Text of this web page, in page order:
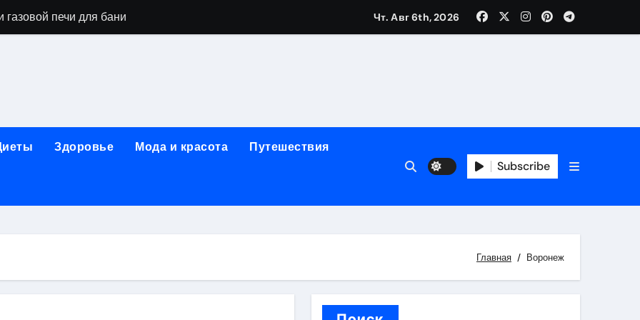
печи для бани
применения GPU-серверов
обучения и актуальные профессиональные ориентиры
реабилитации при алкогольной зависимости: персональный подход и лицензированные врачи
принципы, показания и этапы установки импланта за один день
Чт. Авг 6th, 2026
Здоровье Мода и красота Путешествия
Subscribe
Главная Воронеж